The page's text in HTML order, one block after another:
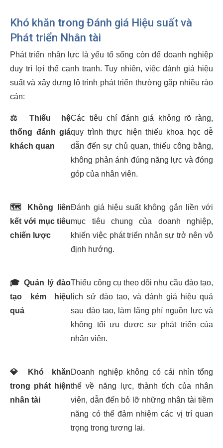
Khó khăn trong Đánh giá Hiệu suất và
Phát triển Nhân tài
Phát triển nhân lực là yếu tố sống còn để doanh nghiệp
duy trì lợi thế cạnh tranh. Tuy nhiên, việc đánh giá hiệu
suất và xây dựng lộ trình phát triển thường gặp nhiều rào
cản:
⚖️
Thiếu hệ
thống đánh giá
khách quan
Các tiêu chí đánh giá không rõ ràng,
quy trình thực hiện thiếu khoa học dễ
dẫn đến sự chủ quan, thiếu công bằng,
không phản ánh đúng năng lực và đóng
góp của nhân viên.
🗺️
Không liên
kết với mục tiêu
chiến lược
Đánh giá hiệu suất không gắn liền với
mục tiêu chung của doanh nghiệp,
khiến việc phát triển nhân sự trở nên vô
định hướng.
🎓 Quản lý đào
tạo kém hiệu
quả
Thiếu công cụ theo dõi nhu cầu đào tạo,
lịch sử đào tạo, và đánh giá hiệu quả
sau đào tạo, làm lãng phí nguồn lực và
không tối ưu được sự phát triển của
nhân viên.
💎
Khó khăn
trong phát hiện
nhân tài
Doanh nghiệp không có cái nhìn tổng
thể về năng lực, thành tích của nhân
viên, dẫn đến bỏ lỡ những nhân tài tiềm
năng có thể đảm nhiệm các vị trí quan
trọng trong tương lai.